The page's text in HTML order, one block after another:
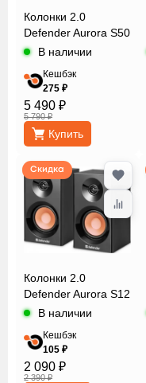
Колонки 2.0
Defender Aurora S50
В наличии
Кешбэк
275 ₽
5 490 ₽
5 790 ₽
Купить
Скидка
Колонки 2.0
Defender Aurora S12
В наличии
Кешбэк
105 ₽
2 090 ₽
2 390 ₽